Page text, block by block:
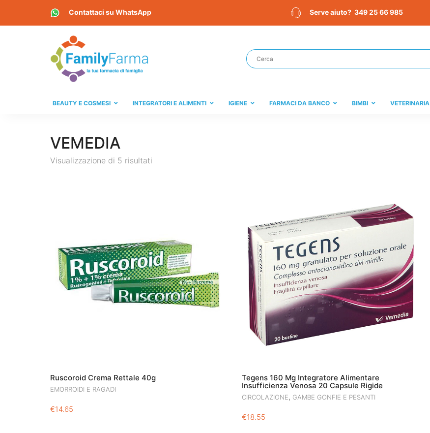
Contattaci su WhatsApp Serve aiuto? 349 25 66 985
BEAUTY E COSMESI INTEGRATORI E ALIMENTI IGIENE FARMACI DA BANCO BIMBI VETERINARIA
VEMEDIA
Visualizzazione di 5 risultati
Ruscoroid Crema Rettale 40g
EMORROIDI E RAGADI
€14.65
Tegens 160 Mg Integratore Alimentare
Insufficienza Venosa 20 Capsule Rigide
CIRCOLAZIONE, GAMBE GONFIE E PESANTI
€18.55